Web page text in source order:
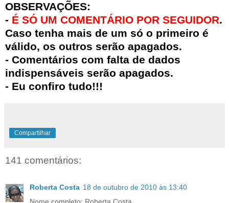
OBSERVAÇÕES:
- É SÓ UM COMENTÁRIO POR SEGUIDOR.
Caso tenha mais de um só o primeiro é
válido, os outros serão apagados.
- Comentários com falta de dados
indispensáveis serão apagados.
- Eu confiro tudo!!!
Compartilhar
141 comentários:
Roberta Costa 18 de outubro de 2010 às 13:40
Nome completo: Roberta Costa